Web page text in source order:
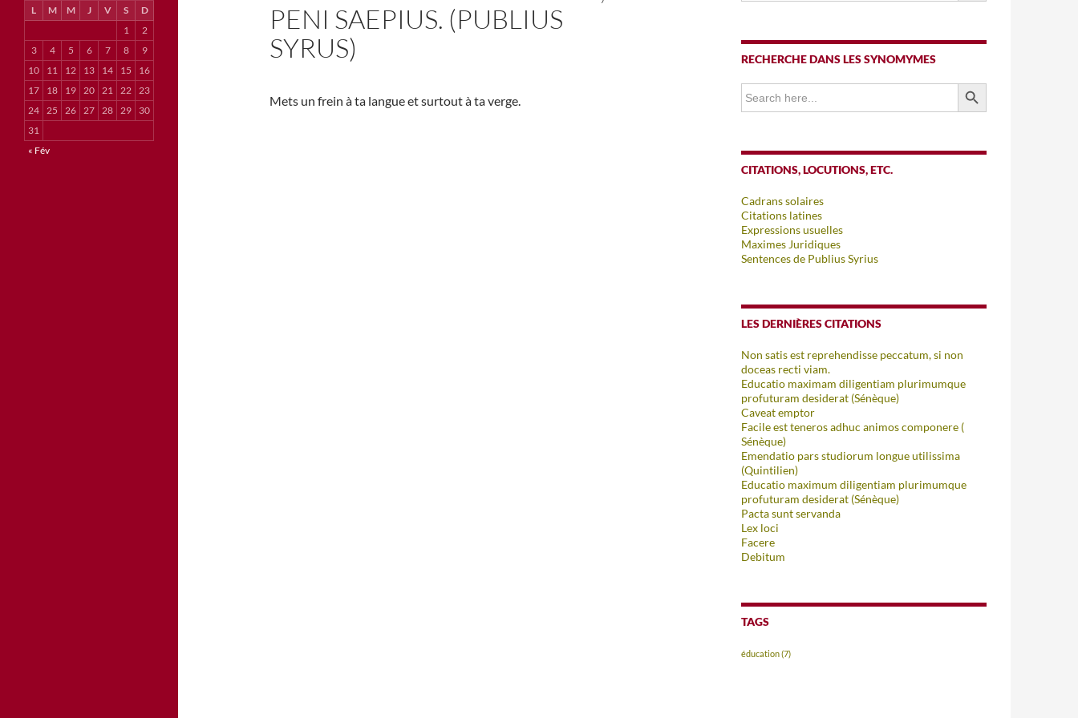
PENI SAEPIUS. (PUBLIUS
SYRUS)
Mets un frein à ta langue et surtout à ta verge.
RECHERCHE DANS LES SYNOMYMES
Search
for:
SEARCH BUTTON
CITATIONS, LOCUTIONS, ETC.
Cadrans solaires
Citations latines
Expressions usuelles
Maximes Juridiques
Sentences de Publius Syrius
LES DERNIÈRES CITATIONS
Non satis est reprehendisse peccatum, si non
doceas recti viam.
Educatio maximam diligentiam plurimumque
profuturam desiderat (Sénèque)
Caveat emptor
Facile est teneros adhuc animos componere (
Sénèque)
Emendatio pars studiorum longue utilissima
(Quintilien)
Educatio maximum diligentiam plurimumque
profuturam desiderat (Sénèque)
Pacta sunt servanda
Lex loci
Facere
Debitum
TAGS
éducation(7)
L M M J V S
D
1
2
3
4 5 6 7 8
9
10
11 12 13 14 15
16
17
18 19 20 21 22 23
24 25 26 27 28 29
30
31
« Fév